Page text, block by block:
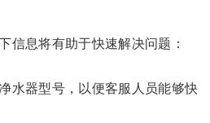
信息将有助于快速解决问题：
水器型号，以便客服人员能够快